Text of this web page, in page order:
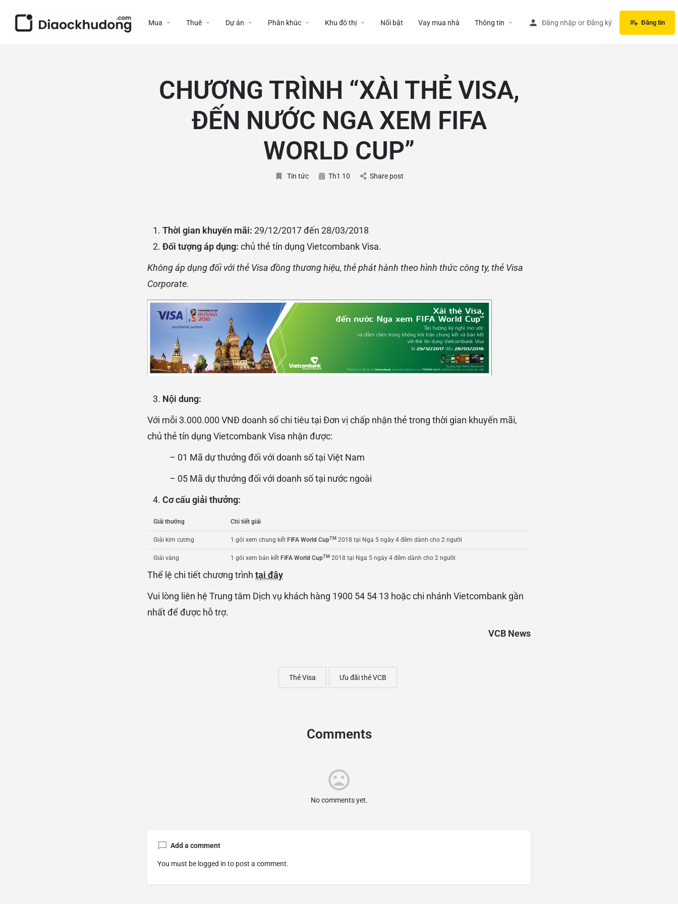
Mua Thuê Dự án Phân khúc Khu đô thị Nổi bật Vay mua nhà Thông tin Đăng nhập or Đăng ký Đăng tin
CHƯƠNG TRÌNH “XÀI THẺ VISA,
ĐẾN NƯỚC NGA XEM FIFA
WORLD CUP”
Tin tức Th1 10 Share post
Thời gian khuyến mãi: 29/12/2017 đến 28/03/2018
Đối tượng áp dụng: chủ thẻ tín dụng Vietcombank Visa.
Không áp dụng đối với thẻ Visa đồng thương hiệu, thẻ phát hành theo hình thức công ty, thẻ Visa
Corporate.
Nội dung:
Với mỗi 3.000.000 VNĐ doanh số chi tiêu tại Đơn vị chấp nhận thẻ trong thời gian khuyến mãi,
chủ thẻ tín dụng Vietcombank Visa nhận được:
– 01 Mã dự thưởng đối với doanh số tại Việt Nam
– 05 Mã dự thưởng đối với doanh số tại nước ngoài
Cơ cấu giải thưởng:
Giải thưởng Chi tiết giải
Giải kim cương 1 gói xem chung kết FIFA World CupTM 2018 tại Nga 5 ngày 4 đêm dành cho 2 người
Giải vàng 1 gói xem bán kết FIFA World CupTM 2018 tại Nga 5 ngày 4 đêm dành cho 2 người
Thể lệ chi tiết chương trình tại đây
Vui lòng liên hệ Trung tâm Dịch vụ khách hàng 1900 54 54 13 hoặc chi nhánh Vietcombank gần
nhất để được hỗ trợ.
VCB News
Thẻ Visa Ưu đãi thẻ VCB
Comments
No comments yet.
Add a comment
You must be logged in to post a comment.